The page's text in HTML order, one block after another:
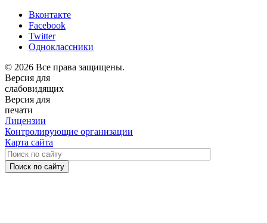
Вконтакте
Facebook
Twitter
Одноклассники
© 2026 Все права защищены.
Версия для
слабовидящих
Версия для
печати
Лицензии
Контролирующие организации
Карта сайта
Поиск по сайту